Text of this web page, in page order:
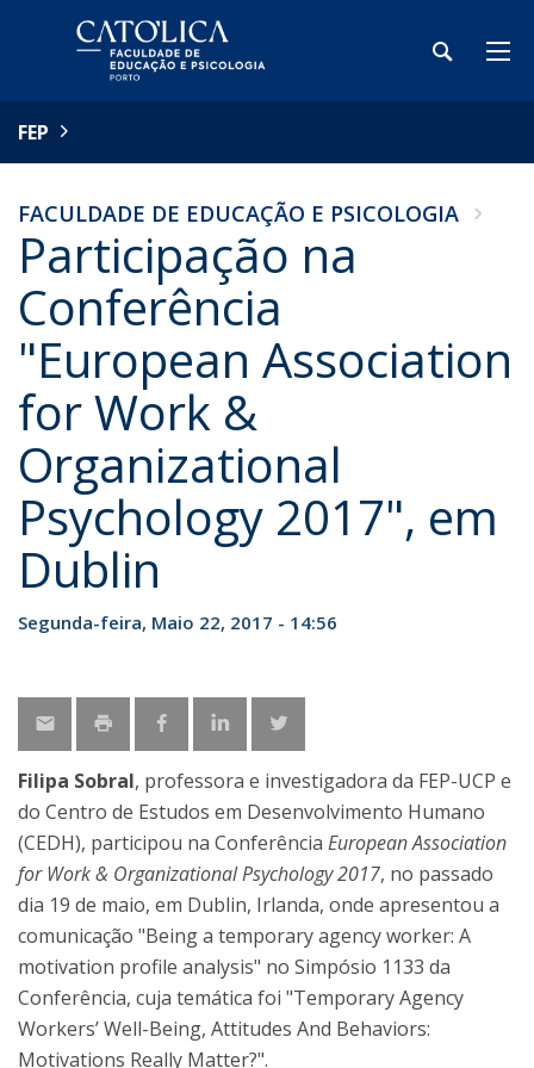
FEP
FACULDADE DE EDUCAÇÃO E PSICOLOGIA
Participação na
Conferência
"European Association
for Work &
Organizational
Psychology 2017", em
Dublin
Segunda-feira, Maio 22, 2017 - 14:56
Filipa Sobral, professora e investigadora da FEP-UCP e
do Centro de Estudos em Desenvolvimento Humano
(CEDH), participou na Conferência European Association
for Work & Organizational Psychology 2017, no passado
dia 19 de maio, em Dublin, Irlanda, onde apresentou a
comunicação "Being a temporary agency worker: A
motivation profile analysis" no Simpósio 1133 da
Conferência, cuja temática foi "Temporary Agency
Workers’ Well-Being, Attitudes And Behaviors:
Motivations Really Matter?".